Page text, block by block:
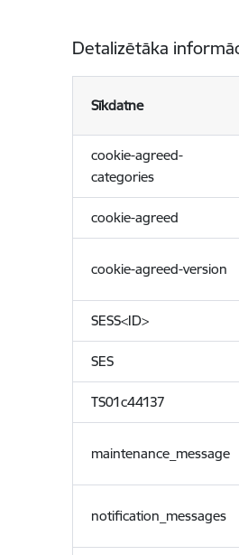
Detalizētāka
Sīkdatne
cookie-agreed-
categories
cookie-agreed
cookie-agreed-version
SESS<ID>
SES
TS01c44137
maintenance_message
notification_messages